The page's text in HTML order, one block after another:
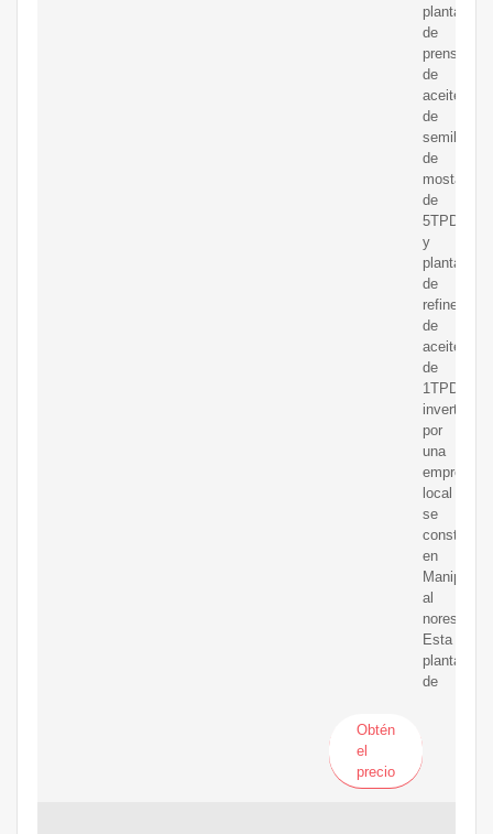
planta
de
prensado
de
aceite
de
semilla
de
mostaza
de
5TPD
y
planta
de
refinería
de
aceite
de
1TPD
invertida
por
una
empresa
local
se
construyó
en
Manipur,
al
noreste.
Esta
planta
de
Obtén
el
precio